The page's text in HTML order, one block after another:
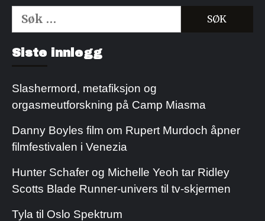
Søk
etter:
Siste innlegg
Slashermord, metafiksjon og
orgasmeutforskning på Camp Miasma
Danny Boyles film om Rupert Murdoch åpner
filmfestivalen i Venezia
Hunter Schafer og Michelle Yeoh tar Ridley
Scotts Blade Runner-univers til tv-skjermen
Tyla til Oslo Spektrum